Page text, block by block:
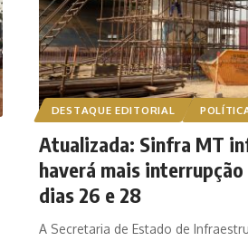
DESTAQUE EDITORIAL
Atualizada: Sinfra MT
haverá mais
dias 26 e 28
A Secretaria de Estado de